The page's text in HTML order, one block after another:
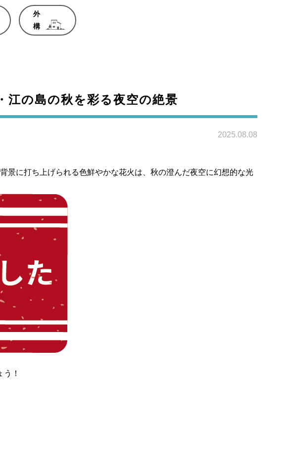
外
構
江の島の秋を彩る夜空の絶景
2025.08.08
景に打ち上げられる色鮮やかな花火は、秋の澄んだ夜空に幻想的な光
！